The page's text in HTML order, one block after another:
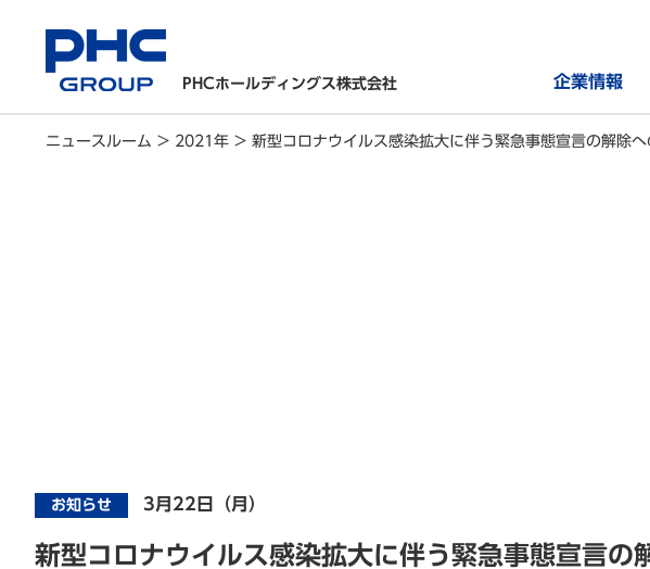
PHCホールディングス株式会社 企業情報
ニュースルーム > 2021年 > 新型コロナウイルス感染拡大に伴う緊急事態宣言の解除
お知らせ 3月22日（月）
新型コロナウイルス感染拡大に伴う緊急事態宣言の